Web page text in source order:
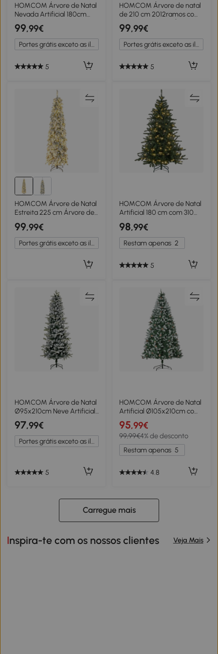
HOMCOM Árvore de Natal
Nevada Artificial 180cm
com 300 Luzes LED Branco
Quente 618 Ramos
Ignífugos de PVC
Decorações Incluidadas e
Verde
99,99€
Portes grátis exceto as ilhas
5
HOMCOM Árvore de natal
de 210 cm 2012ramos com
Suporte Metálico Árvore
de Natal de ponta branca
artificial Realista para
interiores Φ130x210 cm
99,99€
Portes grátis exceto as ilhas
5
HOMCOM Árvore de Natal
Estreita 225 cm Árvore de
Natal Nevada com Luzes
LED Temporizador 11
Modos de Iluminação
Verde
99,99€
Portes grátis exceto as ilhas
HOMCOM Árvore de Natal
Artificial 180 cm com 310
Luzes LED 872 Ramos e
Suporte de Metal Árvore
Natalina para Interior
Verde
98,99€
Restam apenas 2
5
HOMCOM Árvore de Natal
Ø95x210cm Neve Artificial
com 784 Pontas de Ramos
Ignífugos e Suporte de Aço
Decoração de Natal para
Interiores Verde e Branco
97,99€
Portes grátis exceto as ilhas
5
HOMCOM Árvore de Natal
Artificial Ø105x210cm com
1440 Pontas de PVC e 75
Pinhas Base Dobrável e
Suporte de Aço Decoração
de Natal para Interiores
Verde
95,99€
99,99€4% de desconto
Restam apenas 5
4.8
Carregue mais
Inspira-te com os nossos clientes Veja Mais